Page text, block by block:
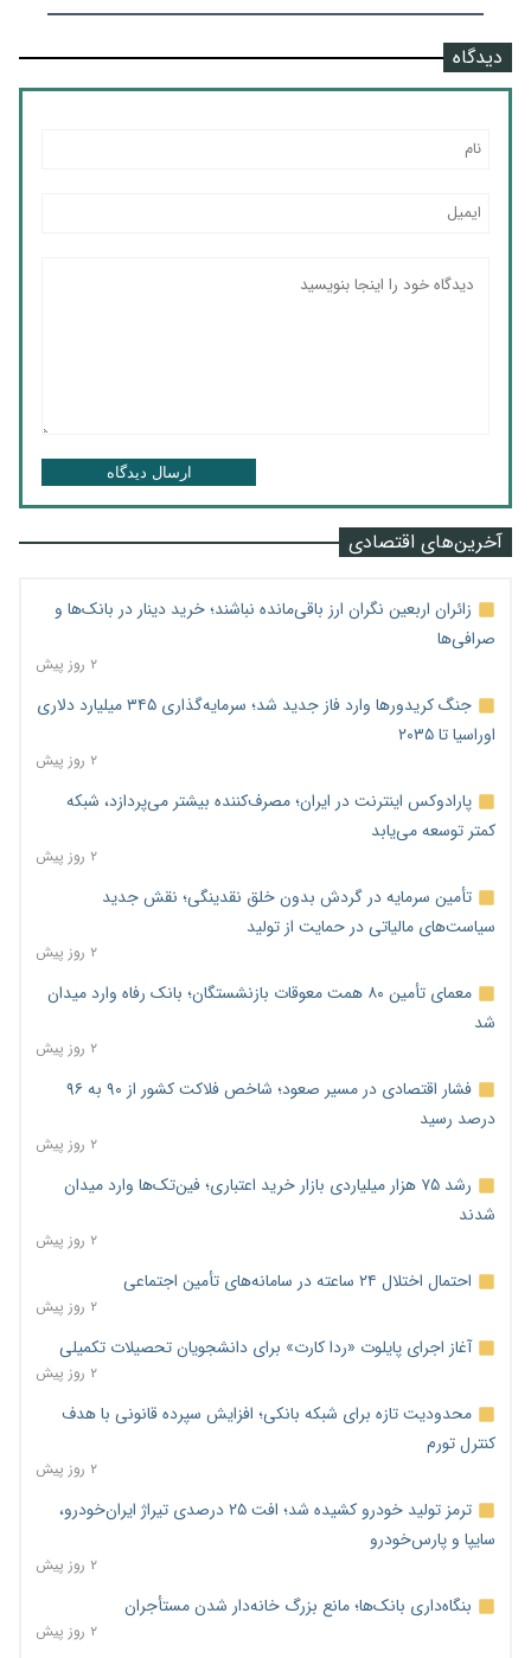
دیدگاه
ارسال دیدگاه
آخرین‌های اقتصادی
زائران اربعین نگران ارز باقی‌مانده نباشند؛ خرید دینار در بانک‌ها و
صرافی‌ها
۲ روز پیش
جنگ کریدورها وارد فاز جدید شد؛ سرمایه‌گذاری ۳۴۵ میلیارد دلاری
اوراسیا تا ۲۰۳۵
۲ روز پیش
پارادوکس اینترنت در ایران؛ مصرف‌کننده بیشتر می‌پردازد، شبکه
کمتر توسعه می‌یابد
۲ روز پیش
تأمین سرمایه در گردش بدون خلق نقدینگی؛ نقش جدید
سیاست‌های مالیاتی در حمایت از تولید
۲ روز پیش
معمای تأمین ۸۰ همت معوقات بازنشستگان؛ بانک رفاه وارد میدان
شد
۲ روز پیش
فشار اقتصادی در مسیر صعود؛ شاخص فلاکت کشور از ۹۰ به ۹۶
درصد رسید
۲ روز پیش
رشد ۷۵ هزار میلیاردی بازار خرید اعتباری؛ فین‌تک‌ها وارد میدان
شدند
۲ روز پیش
احتمال اختلال ۲۴ ساعته در سامانه‌های تأمین اجتماعی
۲ روز پیش
آغاز اجرای پایلوت «ردا کارت» برای دانشجویان تحصیلات تکمیلی
۲ روز پیش
محدودیت تازه برای شبکه بانکی؛ افزایش سپرده قانونی با هدف
کنترل تورم
۲ روز پیش
ترمز تولید خودرو کشیده شد؛ افت ۲۵ درصدی تیراژ ایران‌خودرو،
سایپا و پارس‌خودرو
۲ روز پیش
بنگاه‌داری بانک‌ها؛ مانع بزرگ خانه‌دار شدن مستأجران
۲ روز پیش